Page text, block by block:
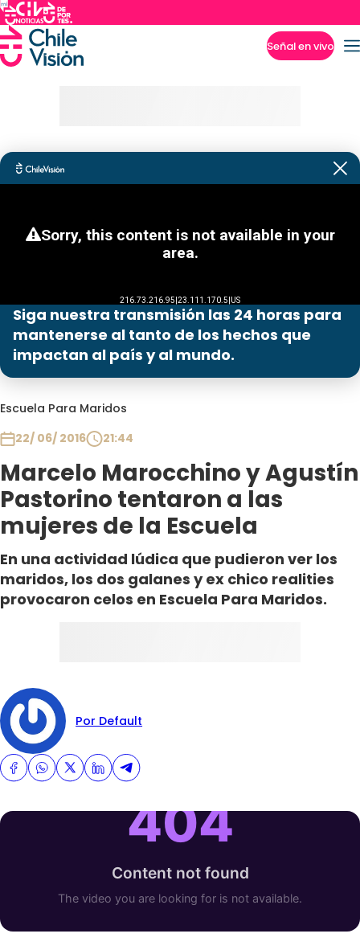
Señal en vivo
Siga nuestra transmisión las 24 horas para
mantenerse al tanto de los hechos que
impactan al país y al mundo.
Escuela Para Maridos
22/ 06/ 2016
21:44
Marcelo Marocchino y Agustín
Pastorino tentaron a las
mujeres de la Escuela
En una actividad lúdica que pudieron ver los
maridos, los dos galanes y ex chico realities
provocaron celos en Escuela Para Maridos.
Por Default
Programas
Club De La Comedia
Contigo en Directo
Plan Perfecto
El Tiempo
Sabingo
Todos Los Programas